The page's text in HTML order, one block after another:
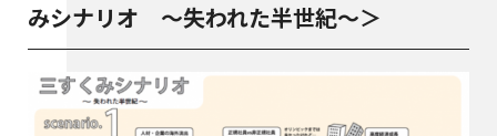
みシナリオ ～失われた半世紀～＞